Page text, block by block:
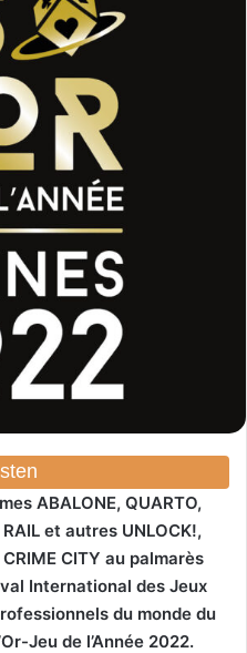
ABALONE, QUARTO,
RAIL et autres UNLOCK!,
CITY au palmarès
International des Jeux
du monde du
Jeu de l’Année 2022.